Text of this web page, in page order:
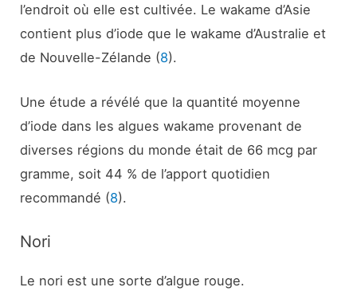
l’endroit où elle est cultivée. Le wakame d’Asie
contient plus d’iode que le wakame d’Australie et
de Nouvelle-Zélande (8).
Une étude a révélé que la quantité moyenne
d’iode dans les algues wakame provenant de
diverses régions du monde était de 66 mcg par
gramme, soit 44 % de l’apport quotidien
recommandé (8).
Nori
Le nori est une sorte d’algue rouge.